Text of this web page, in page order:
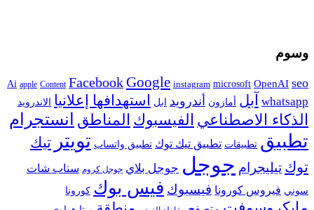
وسوم
Ai apple Content FacebookGoogle instagram microsoft OpenAI seo
whatsapp آبل أمازون أندرويد ابل استهدافها إعلانيا الاندرويد
الذكاء الاصطناعي الفيسبوك المناطق انستجرام
تطبيق تطبيقات تطبيق تيك توك تطبيق واتساب تويتر تيك
توك تيليجرام جوجل جوجل بلاي جوجل كروم سناب شات
سوني فيروس كورونا فيسبوك فيس بوك كورونا